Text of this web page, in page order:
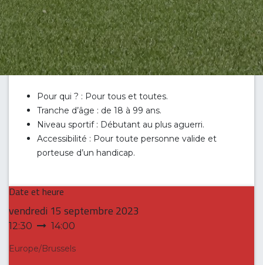
Pour qui ? : Pour tous et toutes.
Tranche d’âge : de 18 à 99 ans.
Niveau sportif : Débutant au plus aguerri.
Accessibilité : Pour toute personne valide et
porteuse d’un handicap.
Date et heure
vendredi 15 septembre 2023
12:30 14:00
Europe/Brussels